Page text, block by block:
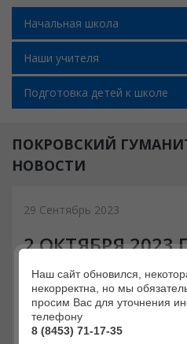
Начальная школа
Наши учителя
Подготовка детей к школе
ПОКРОВСКИЙ
НОВОСТИ
29 Сентябрь 2023
2 ОКТЯБРЯ 2023
НАЧИНАЮТСЯ
ПОДГОТОВКЕ К
Наш сайт обновился,
некорректна, но мы
просим Вас для уточнения
телефону
8 (8453) 71-17-35